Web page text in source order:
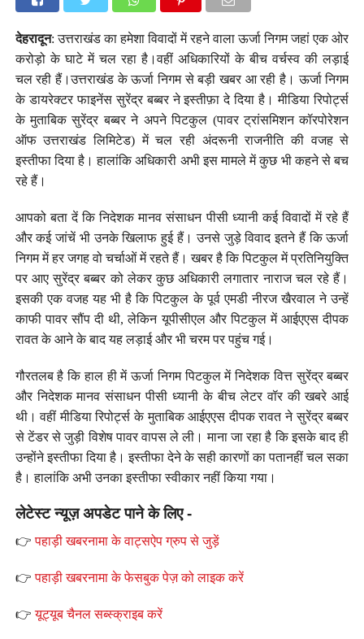
देहरादून: उत्तराखंड का हमेशा विवादों में रहने वाला ऊर्जा निगम जहां एक ओर
करोड़ो के घाटे में चल रहा है।वहीं अधिकारियों के बीच वर्चस्व की लड़ाई
चल रही हैं।उत्तराखंड के ऊर्जा निगम से बड़ी खबर आ रही है। ऊर्जा निगम
के डायरेक्टर फाइनेंस सुरेंद्र बब्बर ने इस्तीफ़ा दे दिया है। मीडिया रिपोर्ट्स
के मुताबिक सुरेंद्र बब्बर ने अपने पिटकुल (पावर ट्रांसमिशन कॉरपोरेशन
ऑफ उत्तराखंड लिमिटेड) में चल रही अंदरूनी राजनीति की वजह से
इस्तीफा दिया है। हालांकि अधिकारी अभी इस मामले में कुछ भी कहने से बच
रहे हैं।
आपको बता दें कि निदेशक मानव संसाधन पीसी ध्यानी कई विवादों में रहे हैं
और कई जांचें भी उनके खिलाफ हुई हैं। उनसे जुड़े विवाद इतने हैं कि ऊर्जा
निगम में हर जगह वो चर्चाओं में रहते हैं। खबर है कि पिटकुल में प्रतिनियुक्ति
पर आए सुरेंद्र बब्बर को लेकर कुछ अधिकारी लगातार नाराज चल रहे हैं।
इसकी एक वजह यह भी है कि पिटकुल के पूर्व एमडी नीरज खैरवाल ने उन्हें
काफी पावर सौंप दी थी, लेकिन यूपीसीएल और पिटकुल में आईएएस दीपक
रावत के आने के बाद यह लड़ाई और भी चरम पर पहुंच गई।
गौरतलब है कि हाल ही में ऊर्जा निगम पिटकुल में निदेशक वित्त सुरेंद्र बब्बर
और निदेशक मानव संसाधन पीसी ध्यानी के बीच लेटर वॉर की खबरे आई
थी। वहीं मीडिया रिपोर्ट्स के मुताबिक आईएएस दीपक रावत ने सुरेंद्र बब्बर
से टेंडर से जुड़ी विशेष पावर वापस ले ली। माना जा रहा है कि इसके बाद ही
उन्होंने इस्तीफा दिया है। इस्तीफा देने के सही कारणों का पतानहीं चल सका
है। हालांकि अभी उनका इस्तीफा स्वीकार नहीं किया गया।
लेटेस्ट न्यूज़ अपडेट पाने के लिए -
👉पहाड़ी खबरनामा के वाट्सऐप ग्रुप से जुड़ें
👉पहाड़ी खबरनामा के फेसबुक पेज़ को लाइक करें
👉यूट्यूब चैनल सब्स्क्राइब करें